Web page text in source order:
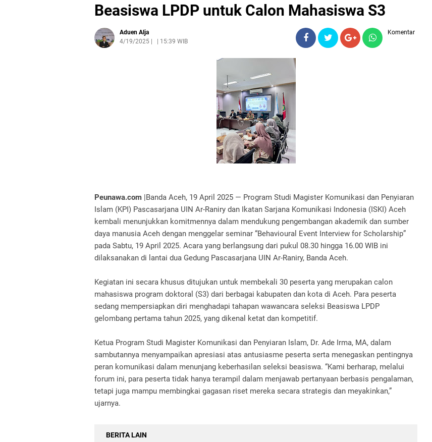
Beasiswa LPDP untuk Calon Mahasiswa S3
Aduen Alja
4/19/2025
15:39 WIB
Komentar
Peunawa.com |Banda Aceh, 19 April 2025 — Program Studi Magister Komunikasi dan Penyiaran
Islam (KPI) Pascasarjana UIN Ar-Raniry dan Ikatan Sarjana Komunikasi Indonesia (ISKI) Aceh
kembali menunjukkan komitmennya dalam mendukung pengembangan akademik dan sumber
daya manusia Aceh dengan menggelar seminar “Behavioural Event Interview for Scholarship”
pada Sabtu, 19 April 2025. Acara yang berlangsung dari pukul 08.30 hingga 16.00 WIB ini
dilaksanakan di lantai dua Gedung Pascasarjana UIN Ar-Raniry, Banda Aceh.
Kegiatan ini secara khusus ditujukan untuk membekali 30 peserta yang merupakan calon
mahasiswa program doktoral (S3) dari berbagai kabupaten dan kota di Aceh. Para peserta
sedang mempersiapkan diri menghadapi tahapan wawancara seleksi Beasiswa LPDP
gelombang pertama tahun 2025, yang dikenal ketat dan kompetitif.
Ketua Program Studi Magister Komunikasi dan Penyiaran Islam, Dr. Ade Irma, MA, dalam
sambutannya menyampaikan apresiasi atas antusiasme peserta serta menegaskan pentingnya
peran komunikasi dalam menunjang keberhasilan seleksi beasiswa. “Kami berharap, melalui
forum ini, para peserta tidak hanya terampil dalam menjawab pertanyaan berbasis pengalaman,
tetapi juga mampu membingkai gagasan riset mereka secara strategis dan meyakinkan,”
ujarnya.
BERITA LAIN